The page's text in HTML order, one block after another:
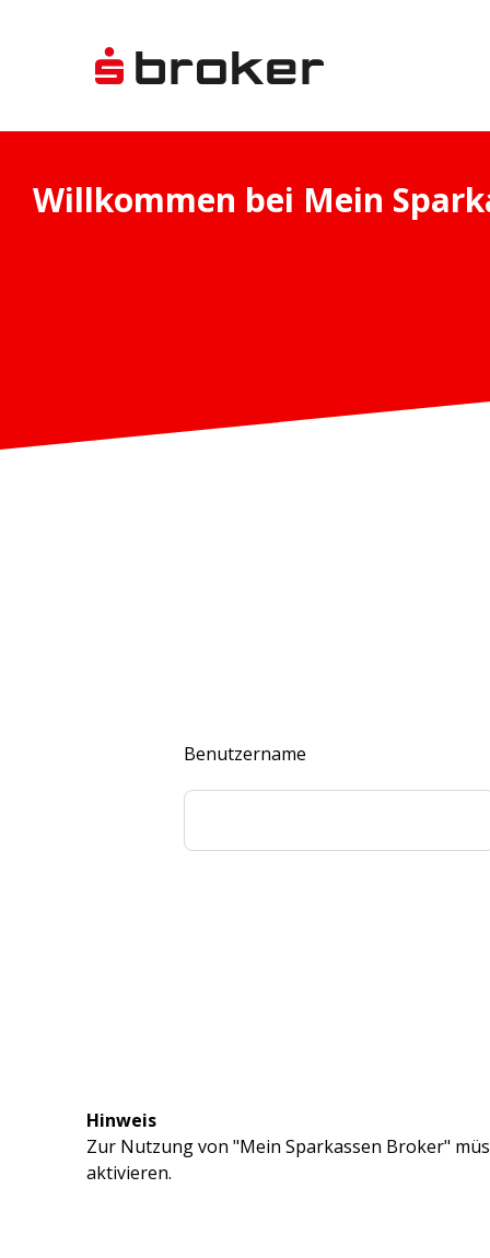
Benutzername
Hinweis
Zur Nutzung von "Mein Sparkassen Broker"
aktivieren.